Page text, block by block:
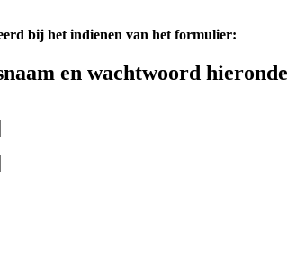
bij het indienen van het formulier:
en wachtwoord